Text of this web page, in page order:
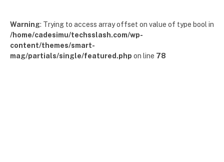
Warning: Trying to access array offset on value of type bool in
/home/cadesimu/techsslash.com/wp-
content/themes/smart-
mag/partials/single/featured.php on line 78